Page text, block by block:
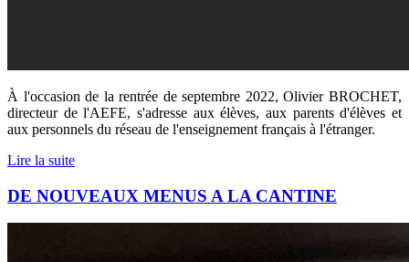
À l'occasion de la rentrée de septembre 2022, Olivier BROCHET,
directeur de l'AEFE, s'adresse aux élèves, aux parents d'élèves et
aux personnels du réseau de l'enseignement français à l'étranger.
Lire la suite
DE NOUVEAUX MENUS A LA CANTINE